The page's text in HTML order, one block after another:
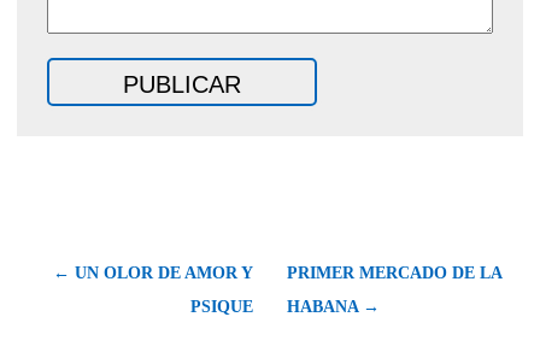
← UN OLOR DE AMOR Y
PSIQUE
PRIMER MERCADO DE LA
HABANA →